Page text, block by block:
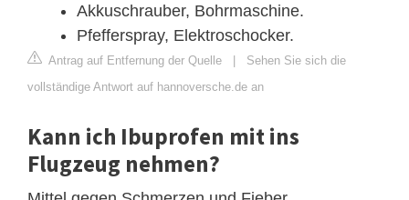
Akkuschrauber, Bohrmaschine.
Pfefferspray, Elektroschocker.
Antrag auf Entfernung der Quelle | Sehen Sie sich die
vollständige Antwort auf hannoversche.de an
Kann ich Ibuprofen mit ins
Flugzeug nehmen?